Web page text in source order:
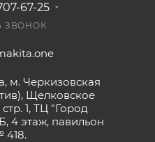
67-25
ЗВОНОК
м. Черкизовская
Щелковское
1, ТЦ "Город
4 этаж, павильон
418.